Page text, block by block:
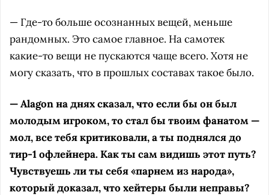
— Где-то больше осознанных вещей, меньше
рандомных. Это самое главное. На самотек
какие-то вещи не пускаются чаще всего. Хотя не
могу сказать, что в прошлых составах такое было.
— Alagon на днях сказал, что если бы он был
молодым игроком, то стал бы твоим фанатом —
мол, все тебя критиковали, а ты поднялся до
тир-1 офлейнера. Как ты сам видишь этот путь?
Чувствуешь ли ты себя «парнем из народа»,
который доказал, что хейтеры были неправы?